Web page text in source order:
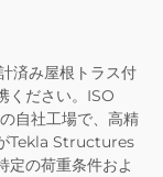
済み屋根トラス付
ください。ISO
自社工場で、高精
Tekla Structures
定の荷重条件およ